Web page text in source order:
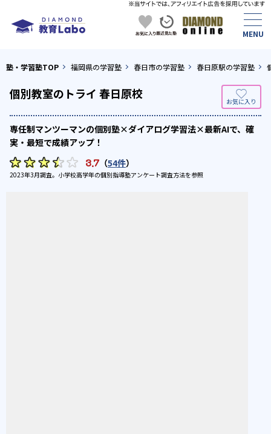
塾・学習塾TOP 福岡県の学習塾 春日市の学習塾 春日原駅の学習塾
個別教室のトライ 春日原校
専任制マンツーマンの個別塾×ダイアログ学習法×最新AIで、確
実・最短で成績アップ！
3.7 （54件）
2023年3月調査。 小学校高学年の個別指導塾アンケート調査方法を参照